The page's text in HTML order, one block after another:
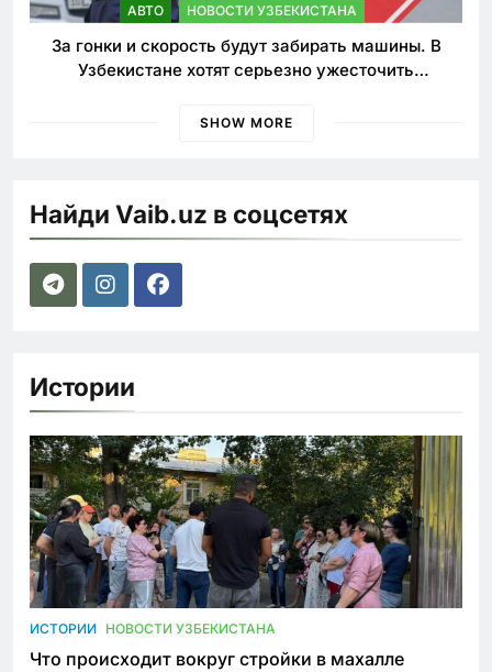
АВТО НОВОСТИ УЗБЕКИСТАНА
За гонки и скорость будут забирать машины. В
Узбекистане хотят серьезно ужесточить
SHOW MORE
Найди Vaib.uz в соцсетях
Истории
ИСТОРИИ НОВОСТИ УЗБЕКИСТАНА
Что происходит вокруг стройки в махалле